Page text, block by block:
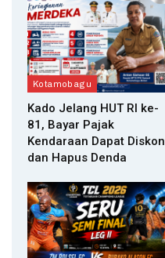
Kotamobagu
Kado Jelang HUT RI ke-
81, Bayar Pajak
Kendaraan Dapat Diskon
dan Hapus Denda